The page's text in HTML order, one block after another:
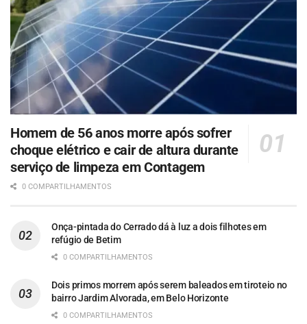
Homem de 56 anos morre após sofrer
choque elétrico e cair de altura durante
serviço de limpeza em Contagem
0 COMPARTILHAMENTOS
Onça-pintada do Cerrado dá à luz a dois filhotes em
refúgio de Betim
0 COMPARTILHAMENTOS
Dois primos morrem após serem baleados em tiroteio no
bairro Jardim Alvorada, em Belo Horizonte
0 COMPARTILHAMENTOS